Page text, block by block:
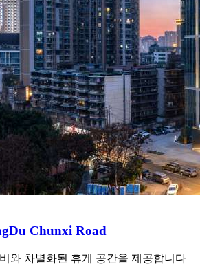
Chunxi Road
와 차별화된 휴게 공간을 제공합니다